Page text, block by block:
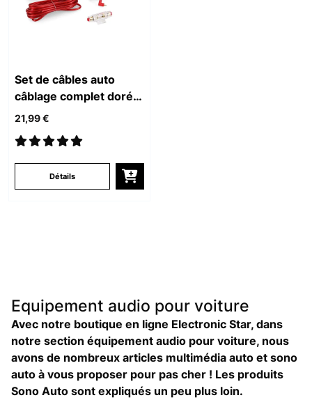
Set de câbles auto
câblage complet doré
60A AGU
21,99 €
Détails
Equipement audio pour voiture
Avec notre boutique en ligne Electronic Star, dans
notre section équipement audio pour voiture, nous
avons de nombreux articles multimédia auto et sono
auto à vous proposer pour pas cher ! Les produits
Sono Auto sont expliqués un peu plus loin.